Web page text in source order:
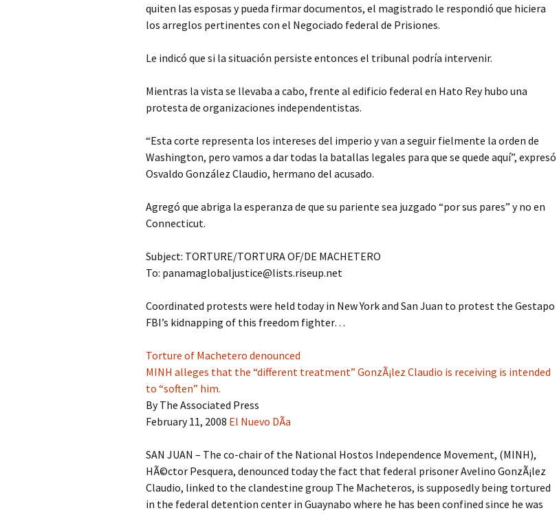
quiten las esposas y pueda firmar documentos, el magistrado le respondió que hiciera
los arreglos pertinentes con el Negociado federal de Prisiones.
Le indicó que si la situación persiste entonces el tribunal podría intervenir.
Mientras la vista se llevaba a cabo, frente al edificio federal en Hato Rey hubo una
protesta de organizaciones independentistas.
“Esta corte representa los intereses del imperio y van a seguir fielmente la orden de
Washington, pero vamos a dar todas la batallas legales para que se quede aquí”, expresó
Osvaldo González Claudio, hermano del acusado.
Agregó que abriga la esperanza de que su pariente sea juzgado “por sus pares” y no en
Connecticut.
Subject: TORTURE/TORTURA OF/DE MACHETERO
To: panamaglobaljustice@lists.riseup.net
Coordinated protests were held today in New York and San Juan to protest the Gestapo
FBI’s kidnapping of this freedom fighter…
Torture of Machetero denounced
MINH alleges that the “different treatment” GonzÃ¡lez Claudio is receiving is intended
to “soften” him.
By The Associated Press
February 11, 2008 El Nuevo DÃ­a
SAN JUAN – The co-chair of the National Hostos Independence Movement, (MINH),
HÃ©ctor Pesquera, denounced today the fact that federal prisoner Avelino GonzÃ¡lez
Claudio, linked to the clandestine group The Macheteros, is supposedly being tortured
in the federal detention center in Guaynabo where he has been confined since he was